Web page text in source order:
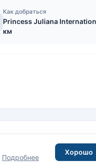
Как добраться
Princess Juliana
км
Подробнее
Хорошо